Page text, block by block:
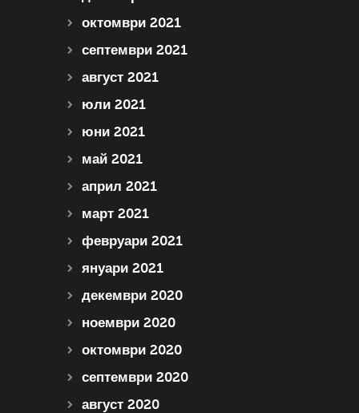
октомври 2021
септември 2021
август 2021
юли 2021
юни 2021
май 2021
април 2021
март 2021
февруари 2021
януари 2021
декември 2020
ноември 2020
октомври 2020
септември 2020
август 2020